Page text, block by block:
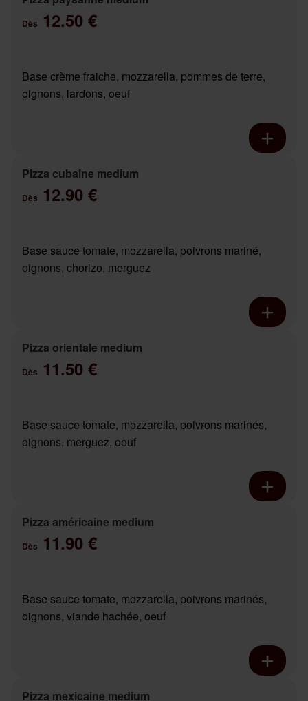
Dès 12.50 €
Base crème fraiche, mozzarella, pommes de terre,
oignons, lardons, oeuf
Pizza cubaine medium
Dès 12.90 €
Base sauce tomate, mozzarella, poivrons mariné,
oignons, chorizo, merguez
Pizza orientale medium
Dès 11.50 €
Base sauce tomate, mozzarella, poivrons marinés,
oignons, merguez, oeuf
Pizza américaine medium
Dès 11.90 €
Base sauce tomate, mozzarella, poivrons marinés,
oignons, viande hachée, oeuf
Pizza mexicaine medium